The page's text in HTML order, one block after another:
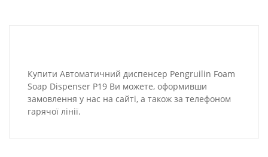
Купити Автоматичний диспенсер Pengruilin Foam
Soap Dispenser P19 Ви можете, оформивши
замовлення у нас на сайті, а також за телефоном
гарячої лінії.